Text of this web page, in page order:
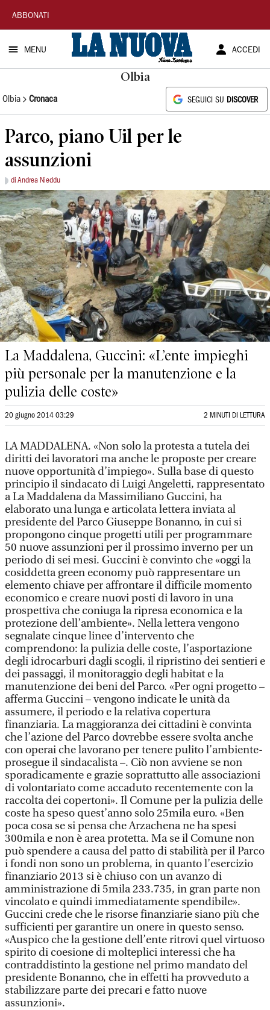
La
Nuova
Sardegna
ABBONATI
MENU ACCEDI
Olbia
Olbia Cronaca SEGUICI SU DISCOVER
Parco, piano Uil per le
assunzioni
di Andrea Nieddu
La Maddalena, Guccini: «L’ente impieghi
più personale per la manutenzione e la
pulizia delle coste»
20 giugno 2014 03:29 2 MINUTI DI LETTURA
LA MADDALENA. «Non solo la protesta a tutela dei
diritti dei lavoratori ma anche le proposte per creare
nuove opportunità d’impiego». Sulla base di questo
principio il sindacato di Luigi Angeletti, rappresentato
a La Maddalena da Massimiliano Guccini, ha
elaborato una lunga e articolata lettera inviata al
presidente del Parco Giuseppe Bonanno, in cui si
propongono cinque progetti utili per programmare
50 nuove assunzioni per il prossimo inverno per un
periodo di sei mesi. Guccini è convinto che «oggi la
cosiddetta green economy può rappresentare un
elemento chiave per affrontare il difficile momento
economico e creare nuovi posti di lavoro in una
prospettiva che coniuga la ripresa economica e la
protezione dell’ambiente». Nella lettera vengono
segnalate cinque linee d’intervento che
comprendono: la pulizia delle coste, l’asportazione
degli idrocarburi dagli scogli, il ripristino dei sentieri e
dei passaggi, il monitoraggio degli habitat e la
manutenzione dei beni del Parco. «Per ogni progetto –
afferma Guccini – vengono indicate le unità da
assumere, il periodo e la relativa copertura
finanziaria. La maggioranza dei cittadini è convinta
che l’azione del Parco dovrebbe essere svolta anche
con operai che lavorano per tenere pulito l’ambiente-
prosegue il sindacalista –. Ciò non avviene se non
sporadicamente e grazie soprattutto alle associazioni
di volontariato come accaduto recentemente con la
raccolta dei copertoni». Il Comune per la pulizia delle
coste ha speso quest’anno solo 25mila euro. «Ben
poca cosa se si pensa che Arzachena ne ha spesi
300mila e non è area protetta. Ma se il Comune non
può spendere a causa del patto di stabilità per il Parco
i fondi non sono un problema, in quanto l’esercizio
finanziario 2013 si è chiuso con un avanzo di
amministrazione di 5mila 233.735, in gran parte non
vincolato e quindi immediatamente spendibile».
Guccini crede che le risorse finanziarie siano più che
sufficienti per garantire un onere in questo senso.
«Auspico che la gestione dell’ente ritrovi quel virtuoso
spirito di coesione di molteplici interessi che ha
contraddistinto la gestione nel primo mandato del
presidente Bonanno, che in effetti ha provveduto a
stabilizzare parte dei precari e fatto nuove
assunzioni».